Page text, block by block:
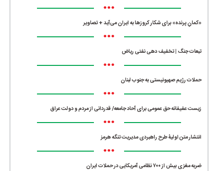
•••
«کمانِ پرنده» برای شکار کروزها به ایران می‌آید + تصاویر
•••
تبعات جنگ | تخفیف دهی نفتی ریاض
•••
حملات رژیم صهیونیستی به جنوب لبنان
•••
زیست عفیفانه حق عمومی برای آحاد جامعه/ قدردانی از مردم و دولت عراق
•••
انتشار متن اولیۀ طرح راهبردی مدیریت تنگه هرمز
•••
ضربه مغزی بیش از ۷۰۰ نظامی آمریکایی در حملات ایران